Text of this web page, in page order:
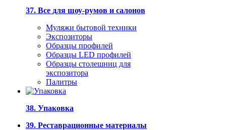
37. Все для шоу-румов и салонов
Муляжи бытовой техники
Экспозиторы
Образцы профилей
Образцы LED профилей
Образцы столешниц для
экспозитора
Палитры
38. Упаковка
39. Реставрационные материалы